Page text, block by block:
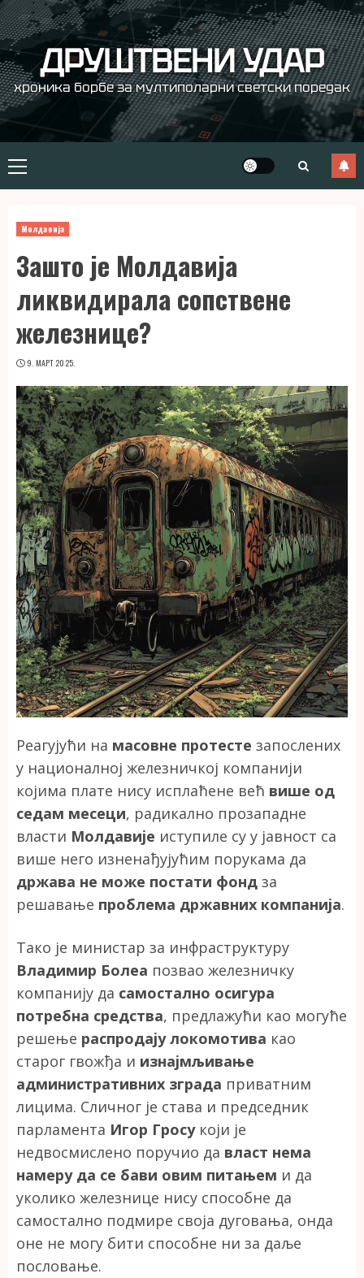
Skip
to
content ДРУШТВЕНИ УДАР
хроника борбе за мултиполарни светски поредак
Primary
Menu
Молдавија
Зашто је Молдавија
ликвидирала сопствене
железнице?
9. МАРТ 2025.
Реагујући на масовне протесте запослених
у националној железничкој компанији
којима плате нису исплаћене већ више од
седам месеци, радикално прозападне
власти Молдавије иступиле су у јавност са
више него изненађујућим порукама да
држава не може постати фонд за
решавање проблема државних компанија.
Тако је министар за инфраструктуру
Владимир Болеа позвао железничку
компанију да самостално осигура
потребна средства, предлажући као могуће
решење распродају локомотива као
старог гвожђа и изнајмљивање
административних зграда приватним
лицима. Сличног је става и председник
парламента Игор Гросукоји је
недвосмислено поручио да власт нема
намеру да се бави овим питањем и да
уколико железнице нису способне да
самостално подмире своја дуговања, онда
оне не могу бити способне ни за даље
пословање.